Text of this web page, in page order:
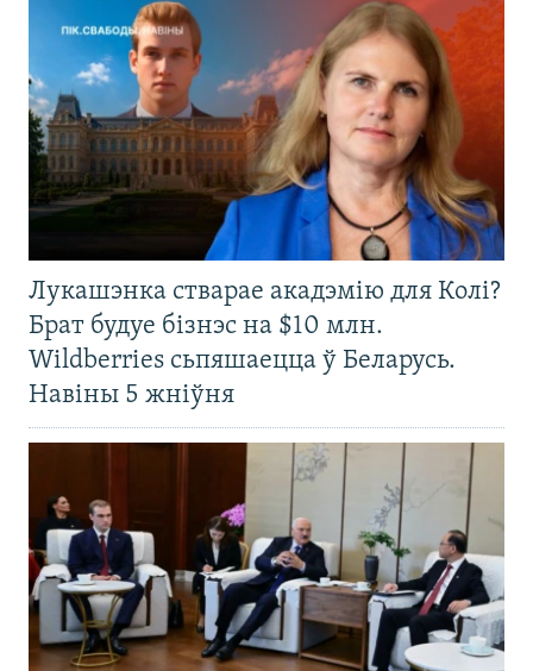
Лукашэнка стварае акадэмію для Колі?
Брат будуе бізнэс на $10 млн.
Wildberries сьпяшаецца ў Беларусь.
Навіны 5 жніўня